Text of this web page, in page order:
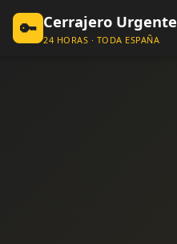
🔑 Cerrajero Urgente
24 HORAS · TODA ESPAÑA